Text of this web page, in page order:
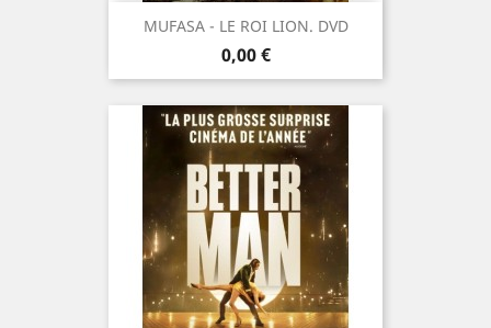
MUFASA - LE ROI LION. DVD
Prix
0,00 €